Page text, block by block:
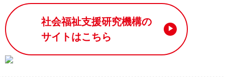
社会福祉支援研究機構の
サイトはこちら